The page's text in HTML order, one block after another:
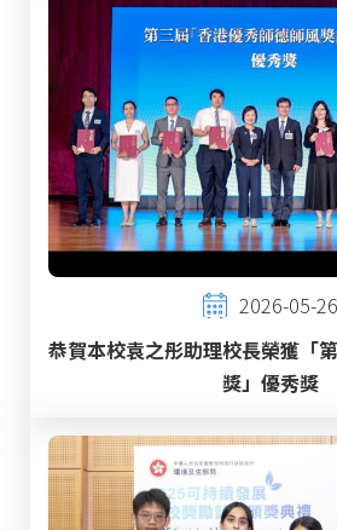
2026-05-26
恭賀本校袁之彤助理校長榮獲「
獎」優秀獎